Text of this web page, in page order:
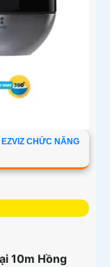
CHỨC NĂNG
10m Hồng